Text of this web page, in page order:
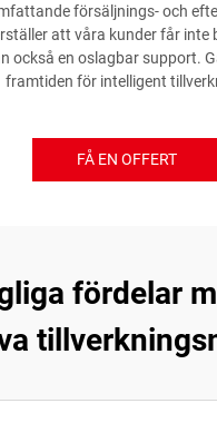
försäljnings- och
att våra kunder får inte
också en oslagbar support.
framtiden för intelligent
FÅ EN OFFERT
fördelar